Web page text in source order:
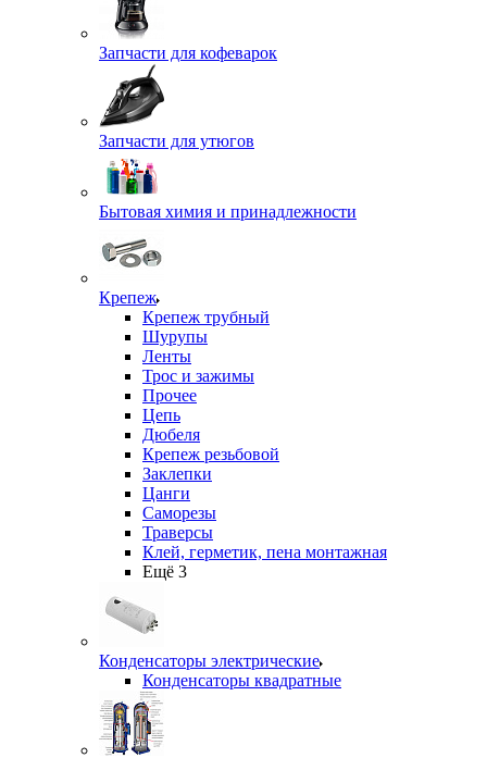
Запчасти для кофеварок
Запчасти для утюгов
Бытовая химия и принадлежности
Крепеж
Крепеж трубный
Шурупы
Ленты
Трос и зажимы
Прочее
Цепь
Дюбеля
Крепеж резьбовой
Заклепки
Цанги
Саморезы
Траверсы
Клей, герметик, пена монтажная
Ещё 3
Конденсаторы электрические
Конденсаторы квадратные